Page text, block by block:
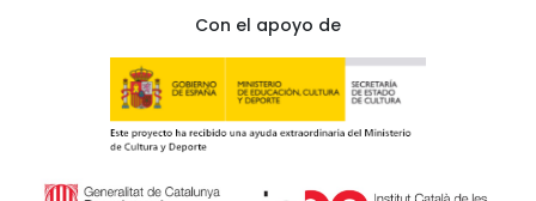
Con el apoyo de